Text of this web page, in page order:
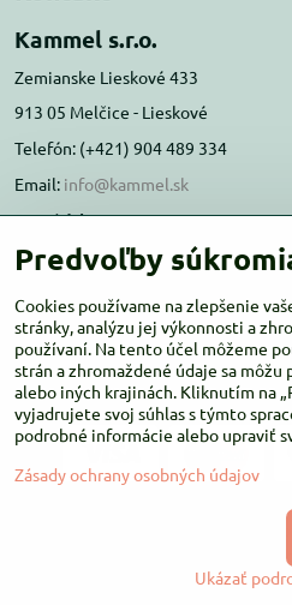
Kammel s.r.o.
Zemianske Lieskové 433
913 05 Melčice - Lieskové
Telefón: (+421) 904 489 334
Email: info@kammel.sk
Prevádzka:
Administratívna budova PD Melčice
Otváracie hodiny:PO-ŠT 8:00 -
PIA-NE Zatvorené
Zásady
Vytvorené
Predvoľby
Cookies používame na zlepšenie
stránky, analýzu jej výkonnosti a
používaní. Na tento účel môžeme
strán a zhromaždené údaje sa môžu
alebo iných krajinách. Kliknutím na
vyjadrujete svoj súhlas s týmto
podrobné informácie alebo upraviť
Zásady ochrany osobných údajov
Ukázať